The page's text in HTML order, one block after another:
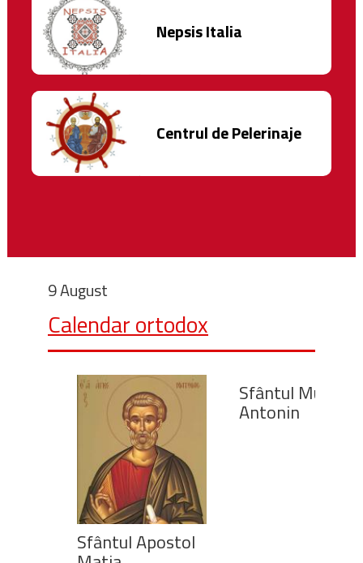
Nepsis Italia
Centrul de Pelerinaje
9 August
Calendar ortodox
Sfântul Apostol
Sfântul Mucenic
Antonin